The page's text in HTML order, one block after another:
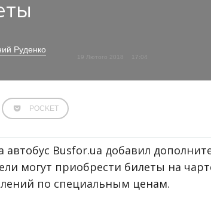
Руденко
19 Лютого 2018 17:04
POCKET
автобус Busfor.ua добавил
могут приобрести билеты на
по специальным ценам.